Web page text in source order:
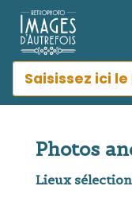
Photos
Lieux